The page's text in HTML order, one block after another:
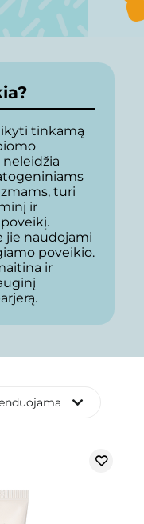
tinkamą
neleidžia
turi
ir
jie naudojami
poveikio.
ir